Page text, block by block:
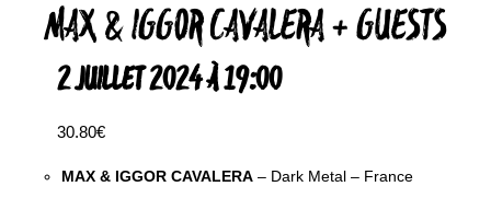
MAX & IGGOR CAVALERA + GUESTS
2 JUILLET 2024 À 19:00
30.80€
MAX & IGGOR CAVALERA – Dark Metal – France